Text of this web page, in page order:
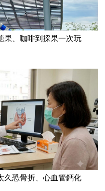
、咖啡到採果一次玩
恐骨折、心血管鈣化